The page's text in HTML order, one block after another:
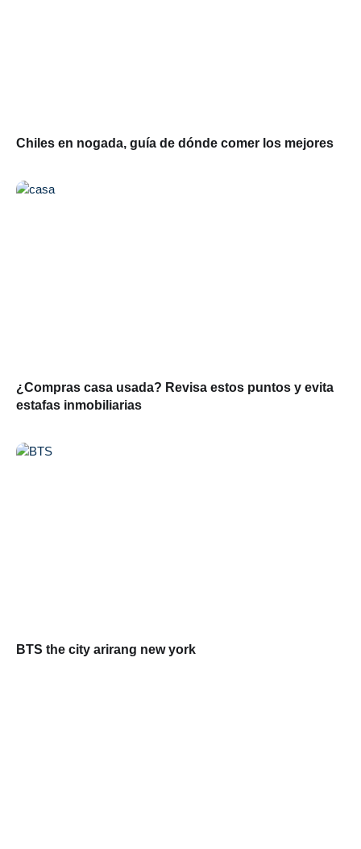
Chiles en nogada, guía de dónde comer los mejores
¿Compras casa usada? Revisa estos puntos y evita
estafas inmobiliarias
BTS the city arirang new york